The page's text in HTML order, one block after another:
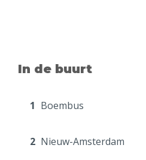
In de buurt
1 Boembus
2 Nieuw-Amsterdam